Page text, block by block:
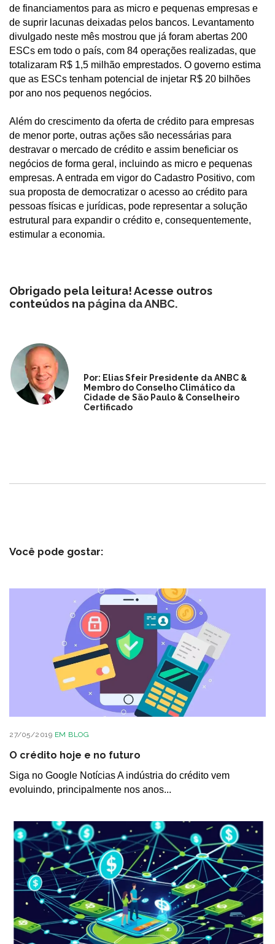
de financiamentos para as micro e pequenas empresas e
de suprir lacunas deixadas pelos bancos. Levantamento
divulgado neste mês mostrou que já foram abertas 200
ESCs em todo o país, com 84 operações realizadas, que
totalizaram R$ 1,5 milhão emprestados. O governo estima
que as ESCs tenham potencial de injetar R$ 20 bilhões
por ano nos pequenos negócios.
Além do crescimento da oferta de crédito para empresas
de menor porte, outras ações são necessárias para
destravar o mercado de crédito e assim beneficiar os
negócios de forma geral, incluindo as micro e pequenas
empresas. A entrada em vigor do Cadastro Positivo, com
sua proposta de democratizar o acesso ao crédito para
pessoas físicas e jurídicas, pode representar a solução
estrutural para expandir o crédito e, consequentemente,
estimular a economia.
Obrigado pela leitura! Acesse outros
conteúdos na página da ANBC.
Por: Elias Sfeir Presidente da ANBC &
Membro do Conselho Climático da
Cidade de São Paulo & Conselheiro
Certificado
Você pode gostar:
27/05/2019 EM BLOG
O crédito hoje e no futuro
Siga no Google Notícias A indústria do crédito vem
evoluindo, principalmente nos anos...